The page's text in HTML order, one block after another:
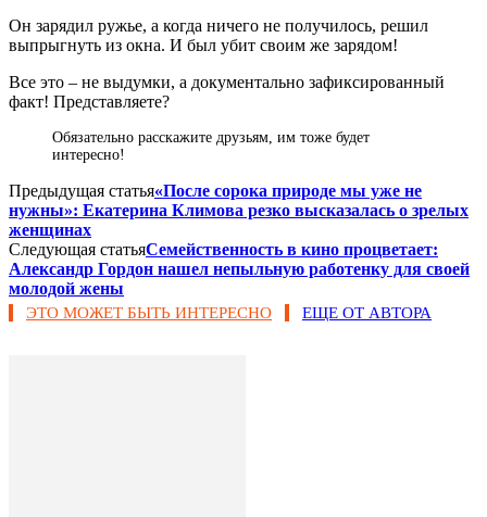
Он зарядил ружье, а когда ничего не получилось, решил
выпрыгнуть из окна. И был убит своим же зарядом!
Все это – не выдумки, а документально зафиксированный
факт! Представляете?
Обязательно расскажите друзьям, им тоже будет
интересно!
Предыдущая статья«После сорока природе мы уже не
нужны»: Екатерина Климова резко высказалась о зрелых
женщинах
Следующая статьяСемейственность в кино процветает:
Александр Гордон нашел непыльную работенку для своей
молодой жены
ЭТО МОЖЕТ БЫТЬ ИНТЕРЕСНО ЕЩЕ ОТ АВТОРА